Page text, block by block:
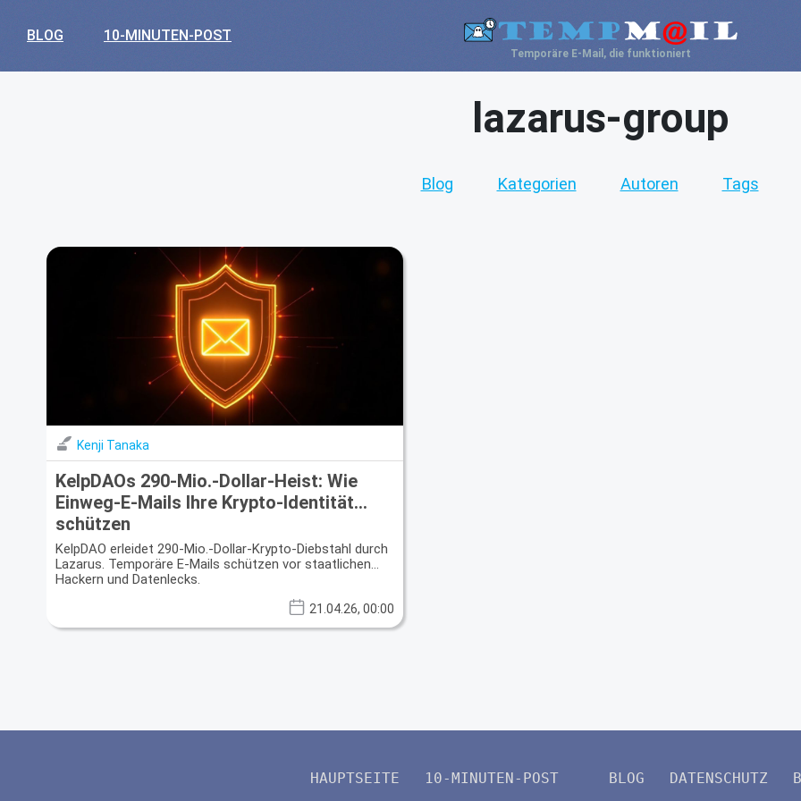
BLOG 10-MINUTEN-POST
Temporäre E-Mail, die funktioniert
lazarus-group
Blog Kategorien Autoren Tags
Kenji Tanaka
KelpDAOs 290-Mio.-Dollar-Heist: Wie
Einweg-E-Mails Ihre Krypto-Identität
schützen
KelpDAO erleidet 290-Mio.-Dollar-Krypto-Diebstahl durch
Lazarus. Temporäre E-Mails schützen vor staatlichen
Hackern und Datenlecks.
21.04.26, 00:00
HAUPTSEITE 10-MINUTEN-POST BLOG DATENSCHUTZ